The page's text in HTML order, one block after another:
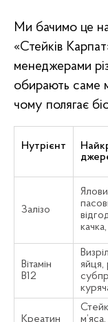
Ми бачимо це на
«Стейків
менеджерами
обирають саме
чому полягає
Нутрієнт
Залізо
Вітамін
B12
яйця,
Креатин